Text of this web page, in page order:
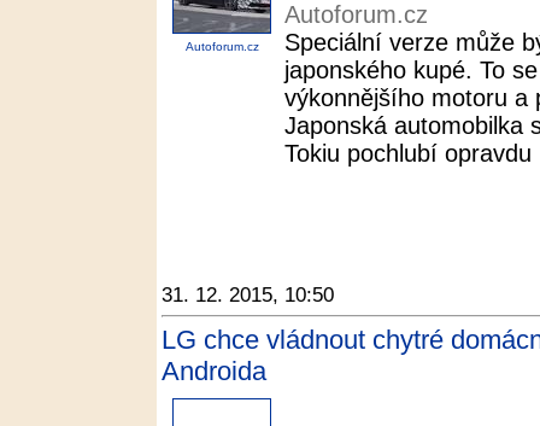
Autoforum.cz
Autoforum.cz
Speciální verze může
japonského kupé. To
výkonnějšího motoru a
Japonská automobilka
Tokiu pochlubí
31. 12. 2015, 10:50
LG chce vládnout chytré
Androida